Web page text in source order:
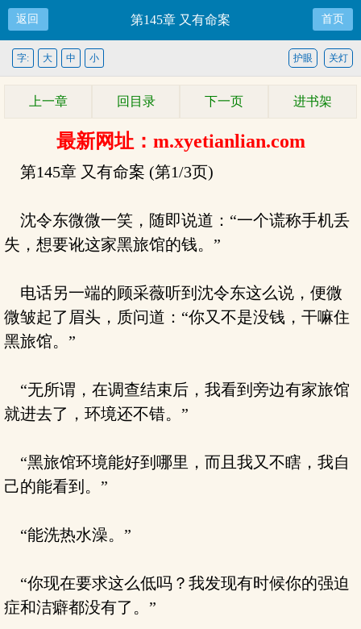
返回 第145章 又有命案 首页
关灯
护眼
字: 大 中 小
上一章 回目录 下一页 进书架
最新网址：m.xyetianlian.com
第145章 又有命案 (第1/3页)
沈令东微微一笑，随即说道：“一个谎称手机丢
失，想要讹这家黑旅馆的钱。”
电话另一端的顾采薇听到沈令东这么说，便微
微皱起了眉头，质问道：“你又不是没钱，干嘛住
黑旅馆。”
“无所谓，在调查结束后，我看到旁边有家旅馆
就进去了，环境还不错。”
“黑旅馆环境能好到哪里，而且我又不瞎，我自
己的能看到。”
“能洗热水澡。”
“你现在要求这么低吗？我发现有时候你的强迫
症和洁癖都没有了。”